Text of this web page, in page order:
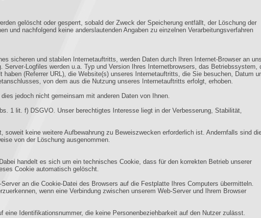
gelöscht oder gesperrt, sobald der Zweck der Speicherung entfällt, der Löschung der
und nachfolgend keine anderslautenden Angaben zu einzelnen Verarbeitungsverfahren
sicheren und stabilen Internetauftritts, werden Daten durch Ihren Internet-Browser an uns
Logfiles werden u.a. Typ und Version Ihres Internetbrowsers, das Betriebssystem,
(Referrer URL), die Website(s) unseres Internetauftritts, die Sie besuchen, Datum
von dem aus die Nutzung unseres Internetauftritts erfolgt, erhoben.
jedoch nicht gemeinsam mit anderen Daten von Ihnen.
1 lit. f) DSGVO. Unser berechtigtes Interesse liegt in der Verbesserung, Stabilität,
soweit keine weitere Aufbewahrung zu Beweiszwecken erforderlich ist. Andernfalls sind
von der Löschung ausgenommen.
handelt es sich um ein technisches Cookie, dass für den korrekten Betrieb unserer
Cookie automatisch gelöscht.
an die Cookie-Datei des Browsers auf die Festplatte Ihres Computers übermitteln.
wenn eine Verbindung zwischen unserem Web-Server und Ihrem Browser
Identifikationsnummer, die keine Personenbeziehbarkeit auf den Nutzer zulässt.